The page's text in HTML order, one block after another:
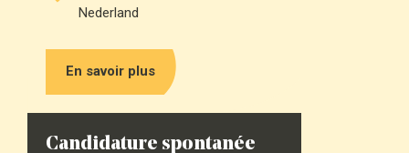
Nederland
En savoir plus
Candidature spontanée